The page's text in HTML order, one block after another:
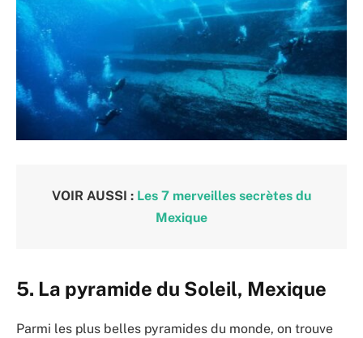
VOIR AUSSI : Les 7 merveilles secrètes du
Mexique
5. La pyramide du Soleil, Mexique
Parmi les plus belles pyramides du monde, on trouve